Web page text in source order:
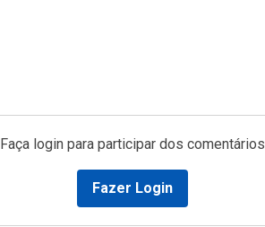
Faça login para participar dos comentários
Fazer Login